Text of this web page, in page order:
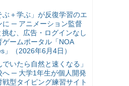
ぶ＋学ぶ」が反復学習のエ
に ─ アニメーション監督
挑む、広告・ログインなし
ゲームポータル「NOA
」（2026年6月4日）
でいたら自然と速くなる」
へ ─ 大学1年生が個人開発
戦型タイピング練習サイト